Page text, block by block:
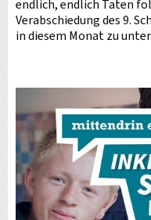
endlich, endlich Taten
Verabschiedung des 9.
in diesem Monat zu